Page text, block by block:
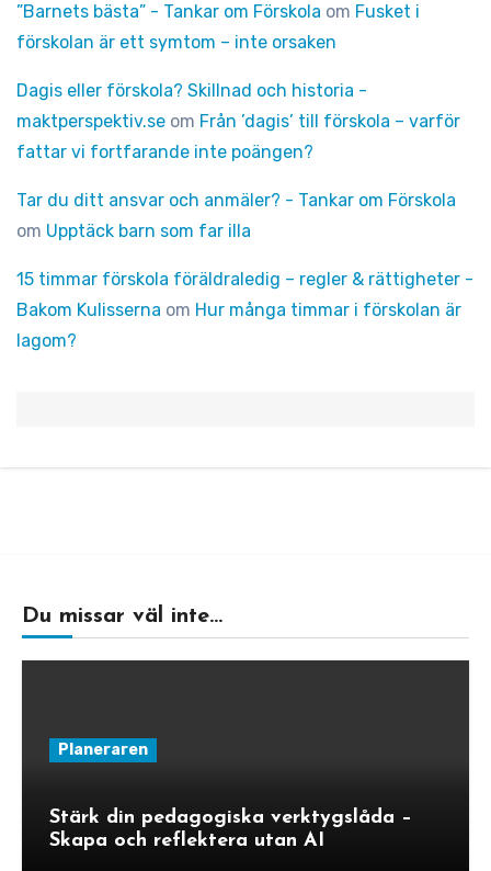
”Barnets bästa” - Tankar om Förskola om Fusket i
förskolan är ett symtom – inte orsaken
Dagis eller förskola? Skillnad och historia -
maktperspektiv.se om Från ’dagis’ till förskola – varför
fattar vi fortfarande inte poängen?
Tar du ditt ansvar och anmäler? - Tankar om Förskola
om Upptäck barn som far illa
15 timmar förskola föräldraledig – regler & rättigheter -
Bakom Kulisserna om Hur många timmar i förskolan är
lagom?
Du missar väl inte...
Planeraren
Stärk din pedagogiska verktygslåda –
Skapa och reflektera utan AI